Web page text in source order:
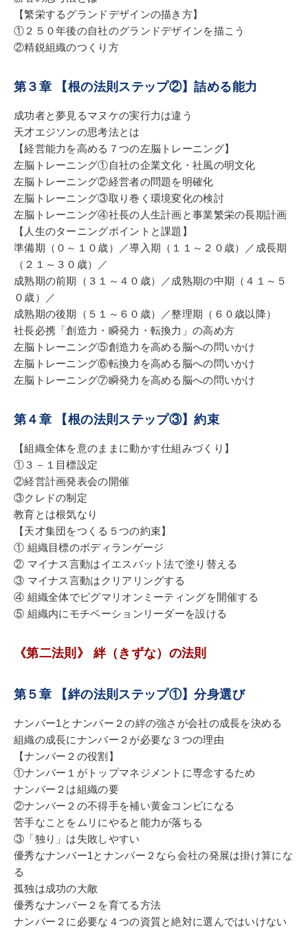
【繁栄するグランドデザインの描き方】
①２５０年後の自社のグランドデザインを描こう
②精鋭組織のつくり方
第３章 【根の法則ステップ②】詰める能力
成功者と夢見るマヌケの実行力は違う
天才エジソンの思考法とは
【経営能力を高める７つの左脳トレーニング】
左脳トレーニング①自社の企業文化・社風の明文化
左脳トレーニング②経営者の問題を明確化
左脳トレーニング③取り巻く環境変化の検討
左脳トレーニング④社長の人生計画と事業繁栄の長期計画
【人生のターニングポイントと課題】
準備期（０～１０歳）／導入期（１１～２０歳）／成長期
（２１～３０歳）／
成熟期の前期（３１～４０歳）／成熟期の中期（４１～５
０歳）／
成熟期の後期（５１～６０歳）／整理期（６０歳以降）
社長必携「創造力・瞬発力・転換力」の高め方
左脳トレーニング⑤創造力を高める脳への問いかけ
左脳トレーニング⑥転換力を高める脳への問いかけ
左脳トレーニング⑦瞬発力を高める脳への問いかけ
第４章 【根の法則ステップ③】約束
【組織全体を意のままに動かす仕組みづくり】
①３－１目標設定
②経営計画発表会の開催
③クレドの制定
教育とは根気なり
【天才集団をつくる５つの約束】
① 組織目標のボディランゲージ
② マイナス言動はイエスバット法で塗り替える
③ マイナス言動はクリアリングする
④ 組織全体でピグマリオンミーティングを開催する
⑤ 組織内にモチベーションリーダーを設ける
《第二法則》 絆（きずな）の法則
第５章 【絆の法則ステップ①】分身選び
ナンバー1とナンバー２の絆の強さが会社の成長を決める
組織の成長にナンバー２が必要な３つの理由
【ナンバー２の役割】
①ナンバー１がトップマネジメントに専念するため
ナンバー２は組織の要
②ナンバー２の不得手を補い黄金コンビになる
苦手なことをムリにやると能力が落ちる
③「独り」は失敗しやすい
優秀なナンバー1とナンバー２なら会社の発展は掛け算にな
る
孤独は成功の大敵
優秀なナンバー２を育てる方法
ナンバー２に必要な４つの資質と絶対に選んではいけない